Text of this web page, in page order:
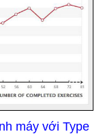
máy với Type